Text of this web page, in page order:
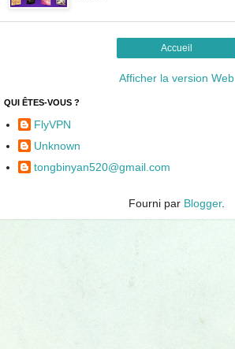
Accueil
Afficher la version Web
QUI ÊTES-VOUS ?
FlyVPN
Unknown
tongbinyan520@gmail.com
Fourni par Blogger.